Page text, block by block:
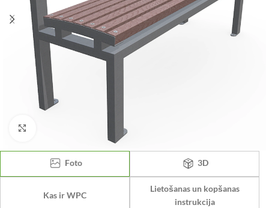
Foto 3D
Kas ir WPC
Lietošanas un kopšanas
instrukcija